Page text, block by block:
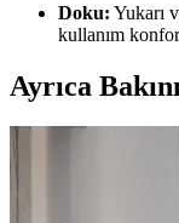
Doku: Yukarı
kullanım
Ayrıca
Bella Halılar:
Mekânlara